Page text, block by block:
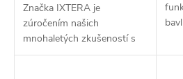
Značka IXTERA je
zúročením našich
mnohaletých zkušeností s
vývojem a testováním